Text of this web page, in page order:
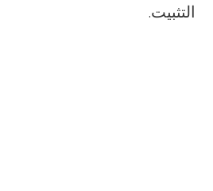
التثبيت.